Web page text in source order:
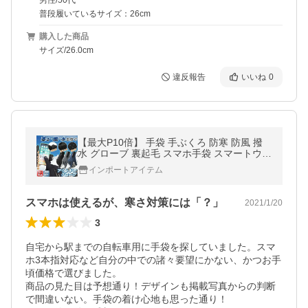
普段履いているサイズ：26cm
購入した商品
サイズ/26.0cm
違反報告 いいね 0
【最大P10倍】 手袋 手ぶくろ 防寒 防風 撥
水 グローブ 裏起毛 スマホ手袋 スマートウォ
ッチ対応 タッチパネル メンズ レディース
インポートアイテム
スマホは使えるが、寒さ対策には「？」 2021/1/20
3
自宅から駅までの自転車用に手袋を探していました。スマ
ホ3本指対応など自分の中での諸々要望にかない、かつお手
頃価格で選びました。
商品の見た目は予想通り！デザインも掲載写真からの判断
で間違いない。手袋の着け心地も思った通り！